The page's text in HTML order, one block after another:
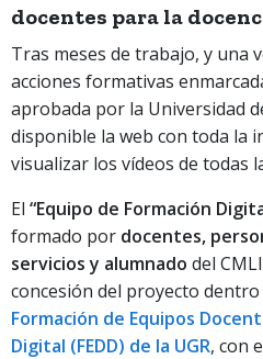
docentes para la
Tras meses de trabajo, y una
acciones formativas
aprobada por la Universidad
disponible la web con toda la
visualizar los vídeos de todas
El “Equipo de Formación
formado por docentes,
servicios y alumnado del
concesión del proyecto dentro
Formación de Equipos
Digital (FEDD) de la UGR, con